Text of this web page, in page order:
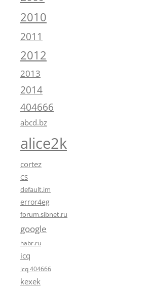
2010
2011
2012
2013
2014
404666
abcd.bz
alice2k
cortez
CS
default.im
error4eg
forum.sibnet.ru
google
habr.ru
icq
icq 404666
kexek